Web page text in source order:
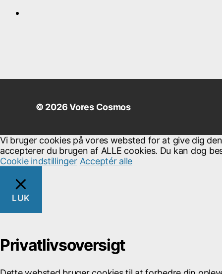
© 2026Vores Cosmos
Vi bruger cookies på vores websted for at give dig
accepterer du brugen af ​​ALLE cookies. Du kan dog
Cookie indstillinger Acceptér alle
LUK
Privatlivsoversigt